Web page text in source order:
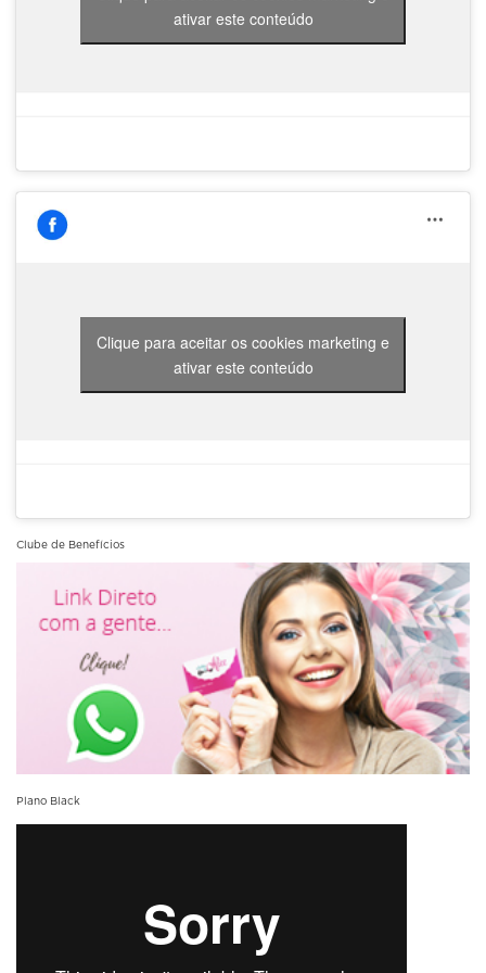
ativar este conteúdo
Clique para aceitar os cookies marketing e
ativar este conteúdo
Clube de Benefícios
Plano Black